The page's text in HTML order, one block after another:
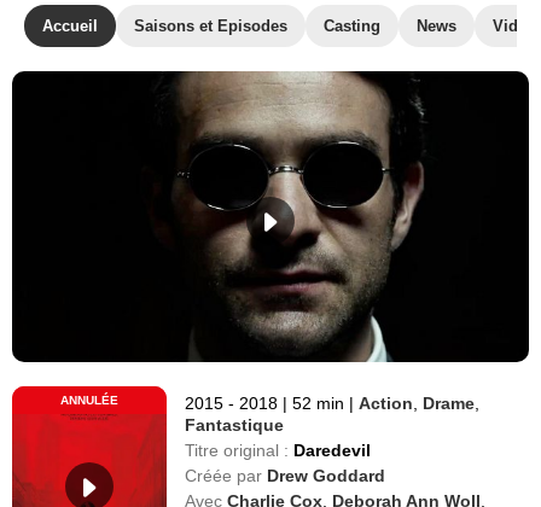
Accueil Saisons et Episodes Casting News
ANNULÉE 2015 - 2018 | 52 min | Action Drame
Fantastique
Titre original : Daredevil
Créée par Drew Goddard
Avec Charlie Cox Deborah Ann Woll